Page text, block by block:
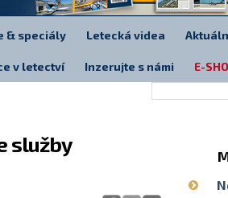
služby
& speciály Letecká videa
v letectví Inzerujte s námi E-